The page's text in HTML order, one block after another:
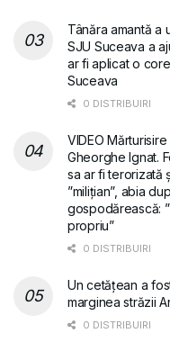
Tânăra amantă a
SJU Suceava a
ar fi aplicat o
Suceava
0 DISTRIBUIRI
VIDEO
Gheorghe Ignat.
sa ar fi terorizată
”milițian”, abia
gospodărească:
propriu”
0 DISTRIBUIRI
Un cetățean a
marginea străzii
0 DISTRIBUIRI